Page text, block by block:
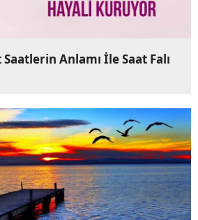
Anlamı İle Saat Falı